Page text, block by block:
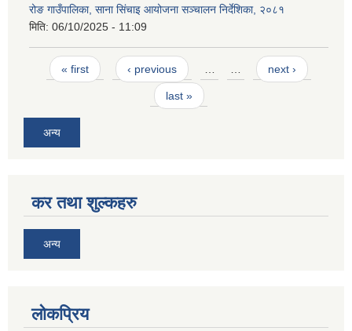
रोङ गाउँपालिका, साना सिंचाइ आयोजना सञ्चालन निर्देशिका, २०८१
मिति: 06/10/2025 - 11:09
Pages
« first ‹ previous … … next ›
last »
अन्य
कर तथा शुल्कहरु
अन्य
लोकप्रिय